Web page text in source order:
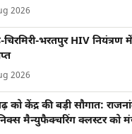
2026
भरतपुर HIV नियंत्रण में
2026
को केंद्र की बड़ी सौगात:
मैन्युफैक्चरिंग क्लस्टर को